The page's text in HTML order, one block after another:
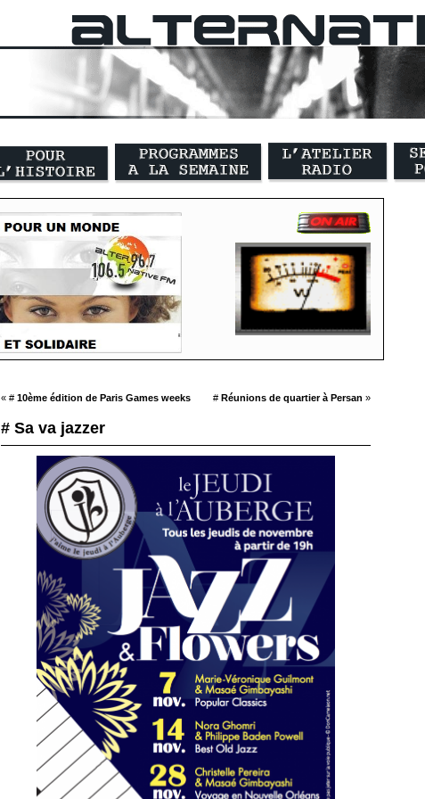
« # 10ème édition de Paris Games weeks # Réunions de quartier à Persan »
# Sa va jazzer